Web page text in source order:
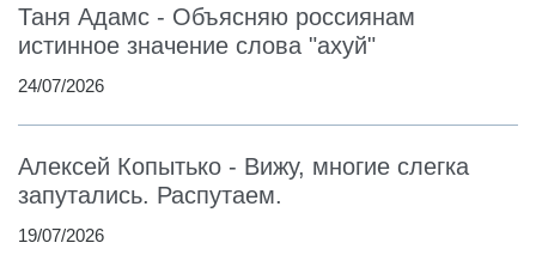
Таня Адамс - Объясняю россиянам
истинное значение слова "ахуй"
24/07/2026
Алексей Копытько - Вижу, многие слегка
запутались. Распутаем.
19/07/2026